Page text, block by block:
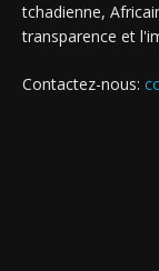
tchadienne,
transparence et
Contactez-nous: